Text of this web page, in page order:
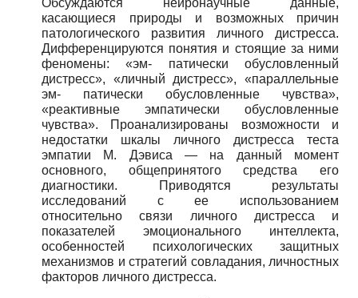
Обсуждаются нейронаучные данные,
касающиеся природы и возможных причин
патологического развития личного дистресса.
Дифференцируются понятия и стоящие за ними
феномены: «эм- патически обусловленный
дистресс», «личный дистресс», «параллельные
эм- патически обусловленные чувства»,
«реактивные эмпатически обусловленные
чувства». Проанализированы возможности и
недостатки шкалы личного дистресса теста
эмпатии М. Дэвиса — на данный момент
основного, общепринятого средства его
диагностики. Приводятся результаты
исследований с ее использованием
относительно связи личного дистресса и
показателей эмоционального интеллекта,
особенностей психологических защитных
механизмов и стратегий совладания, личностных
факторов личного дистресса.